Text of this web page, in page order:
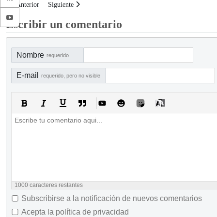
Artículo anterior: Matriz de riesgos de negocio de la industria textil
Anterior Artículo siguiente: Matriz de riesgos de negocio de la
Siguiente
Escribir un comentario
Nombre requerido
E-mail requerido, pero no visible
1000 caracteres restantes
Subscribirse a la notificación de nuevos comentarios
Acepta la política de privacidad